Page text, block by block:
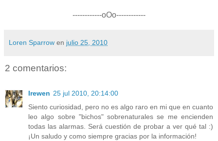
------------oOo------------
Loren Sparrow en julio 25, 2010
2 comentarios:
Irewen 25 jul 2010, 20:14:00
Siento curiosidad, pero no es algo raro en mi que en cuanto
leo algo sobre "bichos" sobrenaturales se me encienden
todas las alarmas. Será cuestión de probar a ver qué tal :)
¡Un saludo y como siempre gracias por la información!